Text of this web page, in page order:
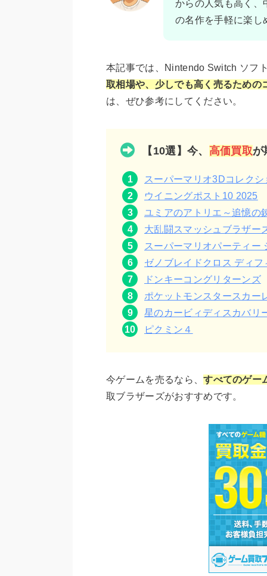
からの人気も高く、
の名作を手軽に楽し
本記事では、Nintendo Switch ソフ
取相場や、少しでも高く売るための
は、ぜひ参考にしてください。
【10選】今、 高価買取が
スーパーマリオ3Dコレクシ
ウイニングポスト10 2025
ユミアのアトリエ～追憶の
大乱闘スマッシュブラザー
スーパーマリオパーティー
ゼノブレイドクロス ディ
ドンキーコングリターンズ
ポケットモンスタースカー
星のカービィディスカバリ
ピクミン４
今ゲームを売るなら、すべてのゲー
取ブラザーズがおすすめです。